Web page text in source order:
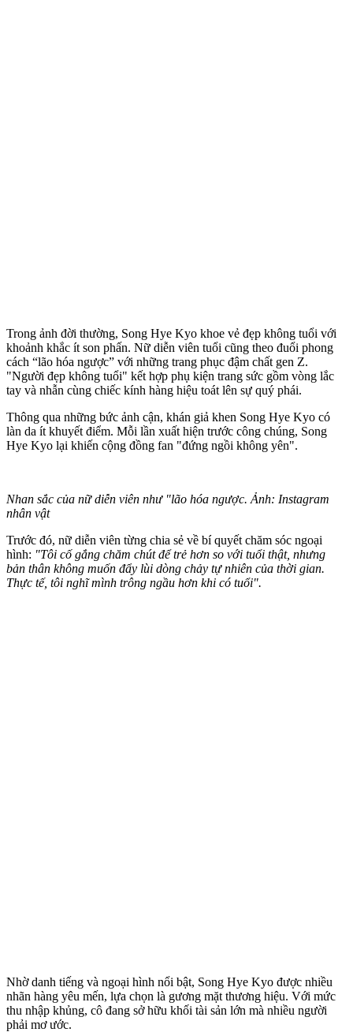
Trong ảnh đời thường, Song Hye Kyo khoe vẻ đẹp không tuổi với
khoảnh khắc ít son phấn. Nữ diễn viên tuổi cũng theo đuổi phong
cách “lão hóa ngược” với những trang phục đậm chất gen Z.
"Người đẹp không tuổi" kết hợp phụ kiện trang sức gồm vòng lắc
tay và nhẫn cùng chiếc kính hàng hiệu toát lên sự quý phái.
Thông qua những bức ảnh cận, khán giả khen Song Hye Kyo có
làn da ít khuyết điểm. Mỗi lần xuất hiện trước công chúng, Song
Hye Kyo lại khiến cộng đồng fan "đứng ngồi không yên".
Nhan sắc của nữ diễn viên như "lão hóa ngược. Ảnh: Instagram
nhân vật
Trước đó, nữ diễn viên từng chia sẻ về bí quyết chăm sóc ngoại
hình: "Tôi cố gắng chăm chút để trẻ hơn so với tuổi thật, nhưng
bản thân không muốn đẩy lùi dòng chảy tự nhiên của thời gian.
Thực tế, tôi nghĩ mình trông ngầu hơn khi có tuổi".
Nhờ danh tiếng và ngoại hình nổi bật, Song Hye Kyo được nhiều
nhãn hàng yêu mến, lựa chọn là gương mặt thương hiệu. Với mức
thu nhập khủng, cô đang sở hữu khối tài sản lớn mà nhiều người
phải mơ ước.